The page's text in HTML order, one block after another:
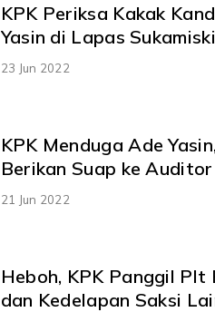
KPK Periksa Kakak
Yasin di Lapas
23 Jun 2022
KPK Menduga Ade
Berikan Suap ke
21 Jun 2022
Heboh, KPK Panggil
dan Kedelapan Saksi